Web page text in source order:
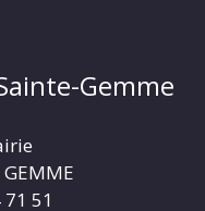
Gemme
51